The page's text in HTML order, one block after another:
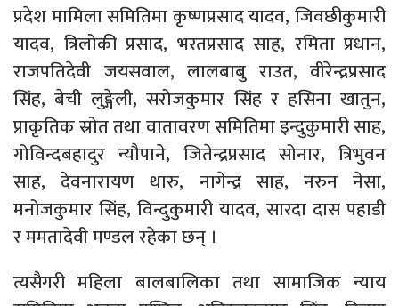
प्रदेश मामिला समितिमा कृष्णप्रसाद यादव, जिवछीकुमारी
यादव, त्रिलोकी प्रसाद, भरतप्रसाद साह, रमिता प्रधान,
राजपतिदेवी जयसवाल, लालबाबु राउत, वीरेन्द्रप्रसाद
सिंह, बेची लुङ्गेली, सरोजकुमार सिंह र हसिना खातुन,
प्राकृतिक स्रोत तथा वातावरण समितिमा इन्दुकुमारी साह,
गोविन्दबहादुर न्यौपाने, जितेन्द्रप्रसाद सोनार, त्रिभुवन
साह, देवनारायण थारु, नागेन्द्र साह, नरुन नेसा,
मनोजकुमार सिंह, विन्दुकुमारी यादव, सारदा दास पहाडी
र ममतादेवी मण्डल रहेका छन् ।
त्यसैगरी महिला बालबालिका तथा सामाजिक न्याय